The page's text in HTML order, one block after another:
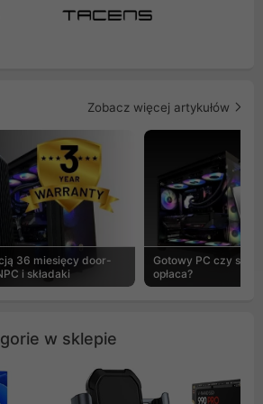
Zobacz więcej artykułów
36 miesięcy door-
i składaki
Gotowy PC czy
opłaca?
w sklepie